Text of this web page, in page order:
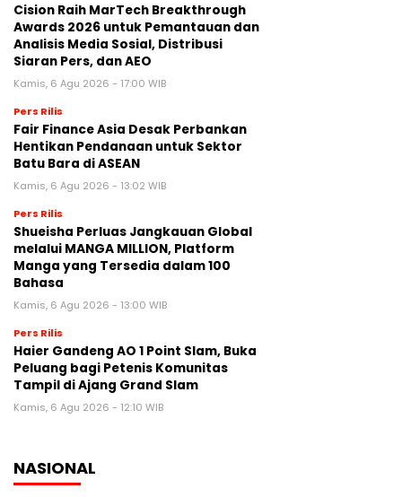
Cision Raih MarTech Breakthrough
Awards 2026 untuk Pemantauan dan
Analisis Media Sosial, Distribusi
Siaran Pers, dan AEO
Kamis, 6 Agu 2026 - 17:00 WIB
Pers Rilis
Fair Finance Asia Desak Perbankan
Hentikan Pendanaan untuk Sektor
Batu Bara di ASEAN
Kamis, 6 Agu 2026 - 13:02 WIB
Pers Rilis
Shueisha Perluas Jangkauan Global
melalui MANGA MILLION, Platform
Manga yang Tersedia dalam 100
Bahasa
Kamis, 6 Agu 2026 - 13:00 WIB
Pers Rilis
Haier Gandeng AO 1 Point Slam, Buka
Peluang bagi Petenis Komunitas
Tampil di Ajang Grand Slam
Kamis, 6 Agu 2026 - 12:10 WIB
NASIONAL